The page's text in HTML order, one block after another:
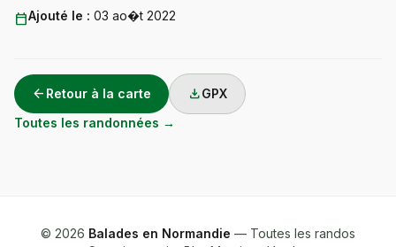
calendar_todayAjouté le : 03 ao�t 2022
arrow_back Retour à la carte downloadGPX
Toutes les randonnées →
© 2026 Balades en Normandie — Toutes les randos